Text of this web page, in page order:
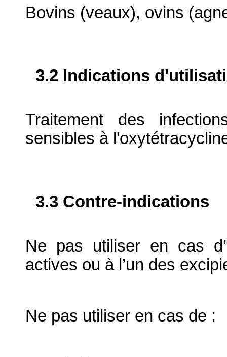
Bovins (veaux), ovins
3.2 Indications
Traitement des
sensibles à
3.3 Contre-indications
Ne pas utiliser en cas
actives ou à l’un des
Ne pas utiliser en cas de :